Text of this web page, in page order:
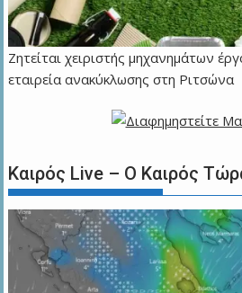
Ζητείται χειριστής μηχανημάτων
εταιρεία ανακύκλωσης στη Ριτσώνα
Καιρός Live – Ο Καιρός